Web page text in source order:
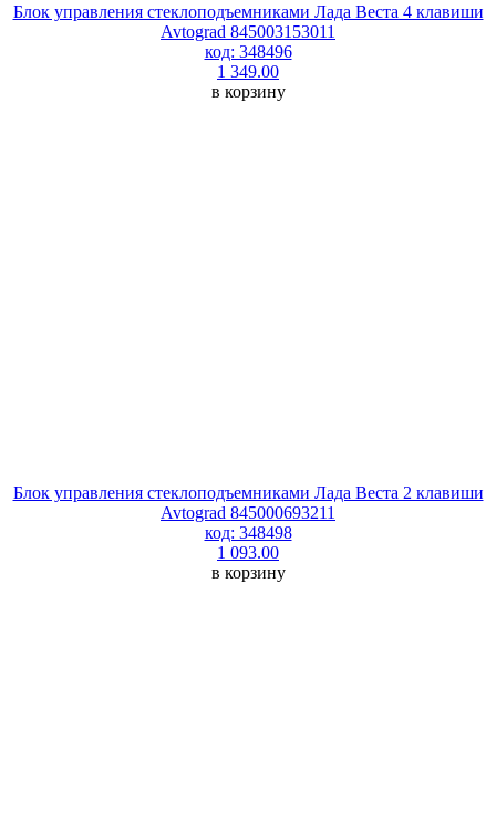
Блок управления стеклоподъемниками Лада Веста 4 клавиши
Avtograd 845003153011
код: 348496
1 349.00
в корзину
Блок управления стеклоподъемниками Лада Веста 2 клавиши
Avtograd 845000693211
код: 348498
1 093.00
в корзину